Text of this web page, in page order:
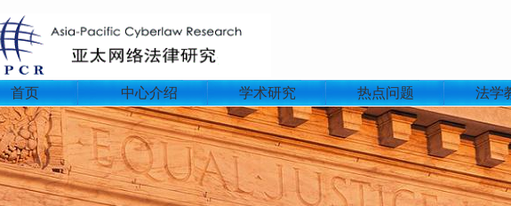
首页 中心介绍 学术研究 热点问题 法学